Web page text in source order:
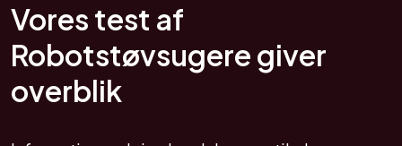
Størrelsen på støvbeholderen
Gulvtyper der skal støvsuges
Vores test af
Robotstøvsugere giver
overblik